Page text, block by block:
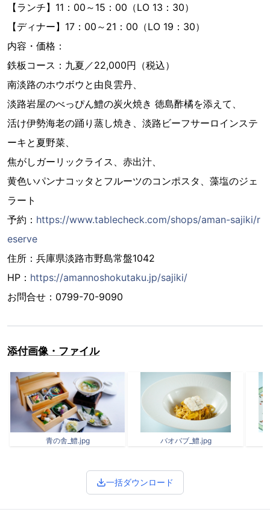
【ランチ】11：00～15：00（LO 13：30）
【ディナー】17：00～21：00（LO 19：30）
内容・価格：
鉄板コース：九夏／22,000円（税込）
南淡路のホウボウと由良雲丹、
淡路岩屋のべっぴん鱧の炭火焼き 徳島酢橘を添えて、
活け伊勢海老の踊り蒸し焼き、淡路ビーフサーロインステ
ーキと夏野菜、
焦がしガーリックライス、赤出汁、
黄色いパンナコッタとフルーツのコンポスタ、藻塩のジェ
ラート
予約： https://www.tablecheck.com/shops/aman-sajiki/r
eserve
住所：兵庫県淡路市野島常盤1042
HP： https://amannoshokutaku.jp/sajiki/
お問合せ：0799-70-9090
添付画像・ファイル
青の舎_鱧.jpg バオバブ_鱧.jpg
一括ダウンロード